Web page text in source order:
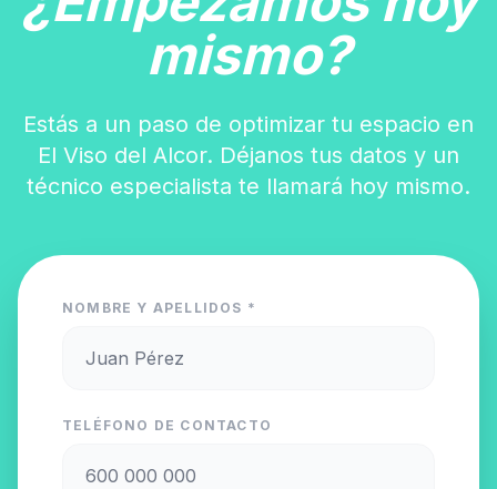
mismo?
Estás a un paso de optimizar tu espacio en
El Viso del Alcor. Déjanos tus datos y un
técnico especialista te llamará hoy mismo.
NOMBRE Y APELLIDOS *
TELÉFONO DE CONTACTO